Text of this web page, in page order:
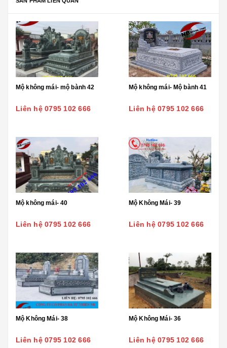
Mộ không mái- mộ bành 42
Liên hệ 0795 102 666
Mộ không mái- Mộ bành 41
Liên hệ 0795 102 666
Mộ không mái- 40
Liên hệ 0795 102 666
Mộ Không Mái- 39
Liên hệ 0795 102 666
Mộ Không Mái- 38
Liên hệ 0795 102 666
Mộ Không Mái- 36
Liên hệ 0795 102 666